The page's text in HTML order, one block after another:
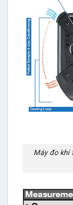
Máy đo khí